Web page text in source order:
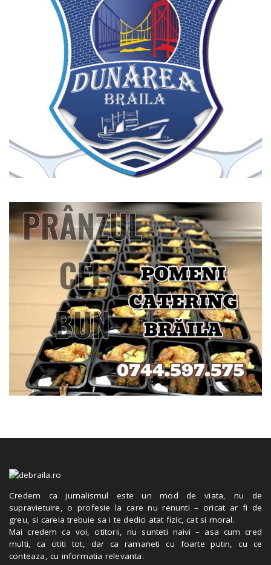
Credem ca jurnalismul este un mod de viata, nu de
supravietuire, o profesie la care nu renunti – oricat ar fi de
greu, si careia trebuie sa i te dedici atat fizic, cat si moral.
Mai credem ca voi, cititorii, nu sunteti naivi – asa cum cred
multi, ca cititi tot, dar ca ramaneti cu foarte putin, cu ce
conteaza, cu informatia relevanta.